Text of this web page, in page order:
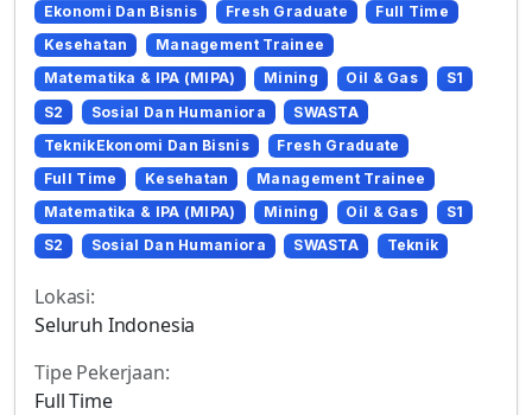
Ekonomi Dan Bisnis Fresh Graduate
Full Time
Kesehatan
Management Trainee
Matematika & IPA (MIPA)
Mining Oil & Gas
S1
S2
Sosial Dan Humaniora
SWASTA
TeknikEkonomi Dan Bisnis
Fresh Graduate
Full Time
Kesehatan
Management Trainee
Matematika & IPA (MIPA)
Mining Oil & Gas
S1
S2
Sosial Dan Humaniora SWASTA Teknik
Lokasi:
Seluruh Indonesia
Tipe Pekerjaan:
Full Time